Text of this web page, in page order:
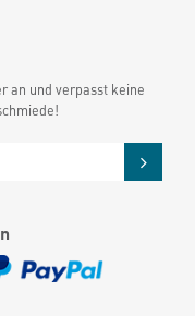
an und verpasst keine